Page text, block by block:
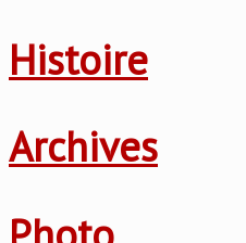
Histoire
Archives